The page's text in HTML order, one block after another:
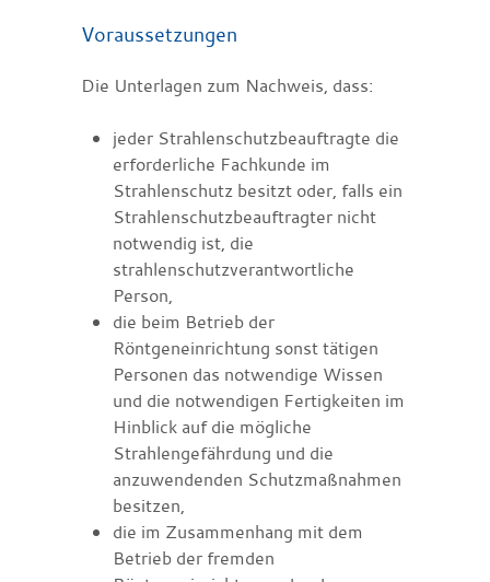
Voraussetzungen
Die Unterlagen zum Nachweis, dass:
jeder Strahlenschutzbeauftragte die
erforderliche Fachkunde im
Strahlenschutz besitzt oder, falls ein
Strahlenschutzbeauftragter nicht
notwendig ist, die
strahlenschutzverantwortliche
Person,
die beim Betrieb der
Röntgeneinrichtung sonst tätigen
Personen das notwendige Wissen
und die notwendigen Fertigkeiten im
Hinblick auf die mögliche
Strahlengefährdung und die
anzuwendenden Schutzmaßnahmen
besitzen,
die im Zusammenhang mit dem
Betrieb der fremden